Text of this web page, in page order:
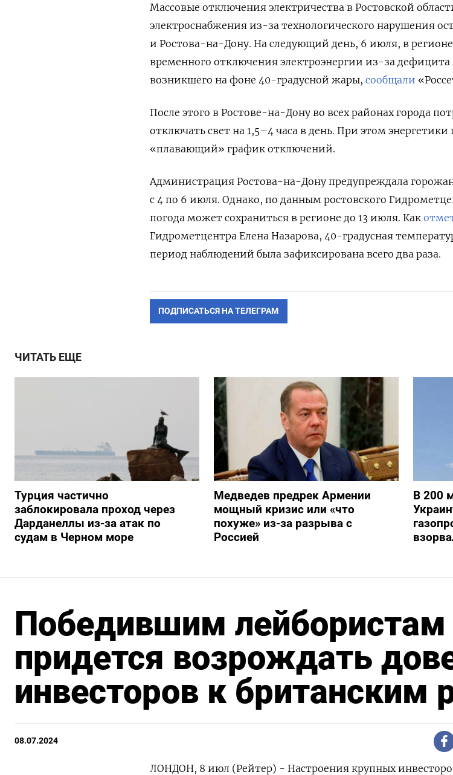
Массовые отключения электричества в Ростовской
электроснабжения из-за технологического нарушения
и Ростова-на-Дону. На следующий день, 6 июля, в
временного отключения электроэнергии из-за
возникшего на фоне 40-градусной жары, сообщали
После этого в Ростове-на-Дону во всех районах города
отключать свет на 1,5–4 часа в день. При этом
«плавающий» график отключений.
Администрация Ростова-на-Дону предупреждала
с 4 по 6 июля. Однако, по данным ростовского
погода может сохраниться в регионе до 13 июля. Как
Гидрометцентра Елена Назарова, 40-градусная
период наблюдений была зафиксирована всего два раза.
ПОДПИСАТЬСЯ НА ТЕЛЕГРАМ
ЧИТАТЬ ЕЩЕ
Турция частично
заблокировала проход через
Дарданеллы из-за атак по
судам в Черном море
Медведев предрек Армении
мощный кризис или «что
похуже» из-за разрыва с
Россией
В 200
Победившим лейбористам
придется возрождать
инвесторов к британским
08.07.2024
ЛОНДОН, 8 июл (Рейтер) - Настроения крупных